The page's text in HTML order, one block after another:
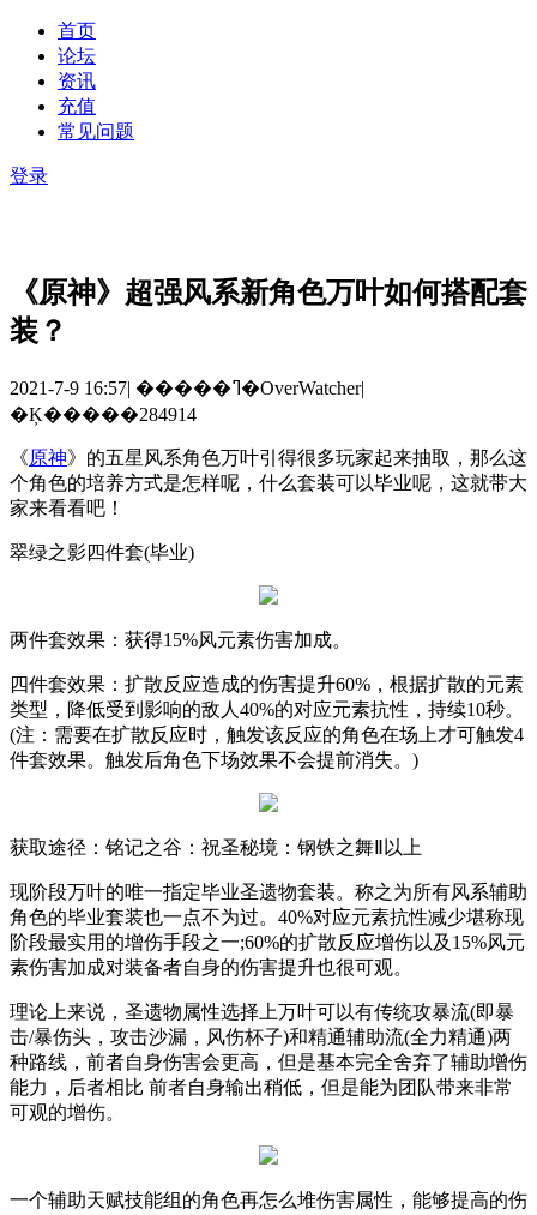
首页
论坛
资讯
充值
常见问题
登录
《原神》超强风系新角色万叶如何搭配套
装？
2021-7-9 16:57| �����ߣ�OverWatcher|
�Ķ�����284914
《原神》的五星风系角色万叶引得很多玩家起来抽取，那么这
个角色的培养方式是怎样呢，什么套装可以毕业呢，这就带大
家来看看吧！
翠绿之影四件套(毕业)
两件套效果：获得15%风元素伤害加成。
四件套效果：扩散反应造成的伤害提升60% ，根据扩散的元素
类型，降低受到影响的敌人 40%的对应元素抗性，持续10秒。
(注：需要在扩散反应时，触发该反应的角色在场上才可触发4
件套效果。触发后角色下场效果不会提前消失。 )
获取途径：铭记之谷：祝圣秘境：钢铁之舞Ⅱ以上
现阶段万叶的唯一指定毕业圣遗物套装。称之为所有风系辅助
角色的毕业套装也一点不为过。 40%对应元素抗性减少堪称现
阶段最实用的增伤手段之一;60%的扩散反应增伤以及 15%风元
素伤害加成对装备者自身的伤害提升也很可观。
理论上来说，圣遗物属性选择上万叶可以有传统攻暴流(即暴
击/暴伤头，攻击沙漏，风伤杯子)和精通辅助流(全力精通)两
种路线，前者自身伤害会更高，但是基本完全舍弃了辅助增伤
能力，后者相比 前者自身输出稍低，但是能为团队带来非常
可观的增伤。
一个辅助天赋技能组的角色再怎么堆伤害属性，能够提高的伤